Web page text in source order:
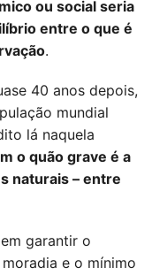
ou social seria
entre o que é
.
40 anos depois,
mundial
lá naquela
o quão grave é a
naturais – entre
garantir o
e o mínimo